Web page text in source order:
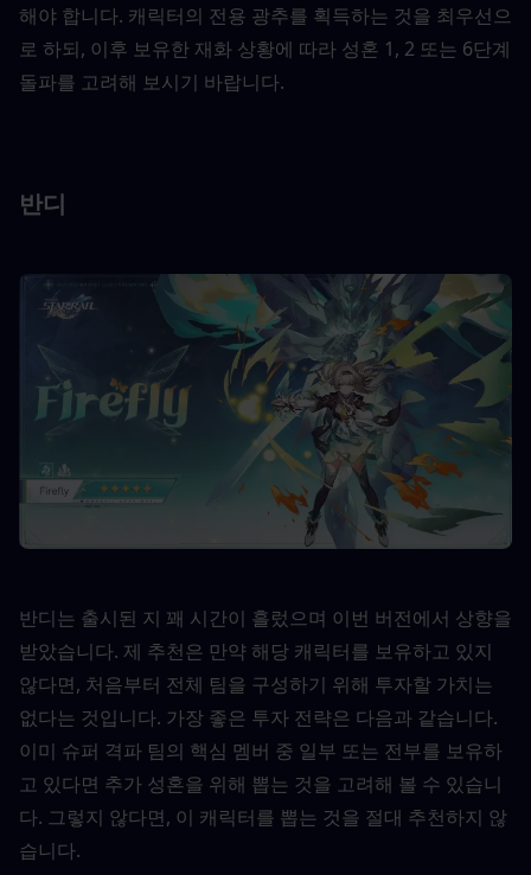
해야 합니다. 캐릭터의 전용 광추를 획득하는 것을 최우선으
로 하되, 이후 보유한 재화 상황에 따라 성혼 1, 2 또는 6단계
돌파를 고려해 보시기 바랍니다.
반디
반디는 출시된 지 꽤 시간이 흘렀으며 이번 버전에서 상향을
받았습니다. 제 추천은 만약 해당 캐릭터를 보유하고 있지
않다면, 처음부터 전체 팀을 구성하기 위해 투자할 가치는
없다는 것입니다. 가장 좋은 투자 전략은 다음과 같습니다.
이미 슈퍼 격파 팀의 핵심 멤버 중 일부 또는 전부를 보유하
고 있다면 추가 성혼을 위해 뽑는 것을 고려해 볼 수 있습니
다. 그렇지 않다면, 이 캐릭터를 뽑는 것을 절대 추천하지 않
습니다.